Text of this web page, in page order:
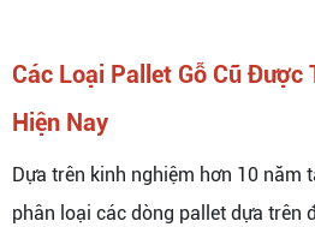
Các Loại Pallet Gỗ Cũ Được
Hiện Nay
Dựa trên kinh nghiệm hơn 10 năm
phân loại các dòng pallet dựa trên